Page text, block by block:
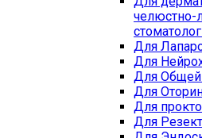
челюстно-
Для
Для
Для Общей
Для
Для
Для